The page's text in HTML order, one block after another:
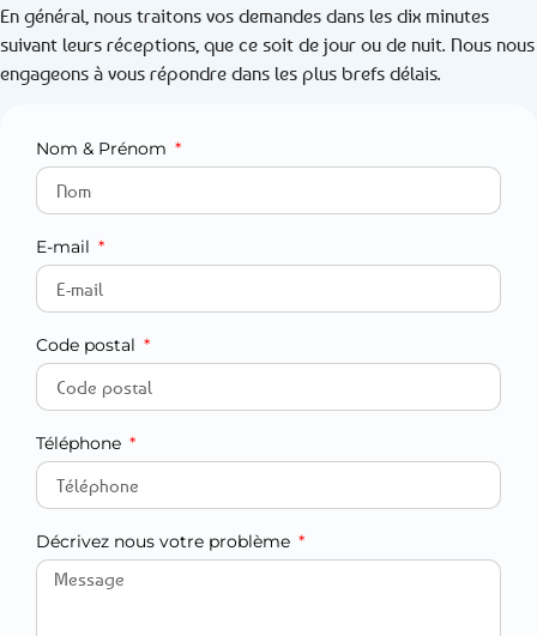
En général, nous traitons vos demandes dans les dix minutes
suivant leurs réceptions, que ce soit de jour ou de nuit. Nous nous
engageons à vous répondre dans les plus brefs délais.
Nom & Prénom
E-mail
Code postal
Téléphone
Décrivez nous votre problème